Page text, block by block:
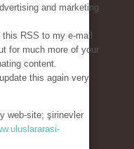
and marketing
RSS to my e-mail
for much more of your
content.
this again very
web-site; şirinevler